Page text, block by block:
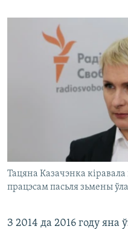
Тацяна Казачэнка
працэсам пасьля зьмены
З 2014 да 2016 году яна